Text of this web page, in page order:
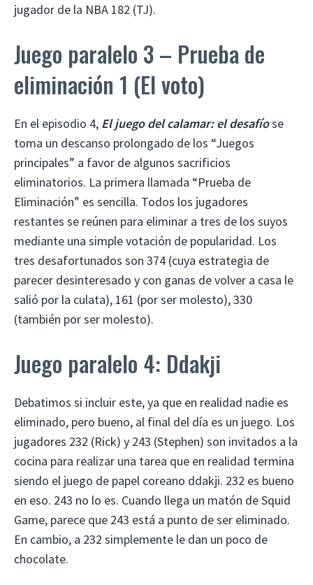
jugador de la NBA 182 (TJ).
Juego paralelo 3 – Prueba de
eliminación 1 (El voto)
En el episodio 4, El juego del calamar: el desafíose
toma un descanso prolongado de los “Juegos
principales” a favor de algunos sacrificios
eliminatorios. La primera llamada “Prueba de
Eliminación” es sencilla. Todos los jugadores
restantes se reúnen para eliminar a tres de los suyos
mediante una simple votación de popularidad. Los
tres desafortunados son 374 (cuya estrategia de
parecer desinteresado y con ganas de volver a casa le
salió por la culata), 161 (por ser molesto), 330
(también por ser molesto).
Juego paralelo 4: Ddakji
Debatimos si incluir este, ya que en realidad nadie es
eliminado, pero bueno, al final del día es un juego. Los
jugadores 232 (Rick) y 243 (Stephen) son invitados a la
cocina para realizar una tarea que en realidad termina
siendo el juego de papel coreano ddakji. 232 es bueno
en eso. 243 no lo es. Cuando llega un matón de Squid
Game, parece que 243 está a punto de ser eliminado.
En cambio, a 232 simplemente le dan un poco de
chocolate.